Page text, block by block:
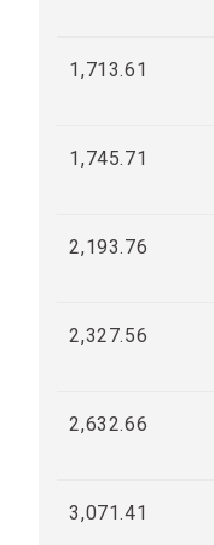
1,713.61
1,745.71
2,193.76
2,327.56
2,632.66
3,071.41